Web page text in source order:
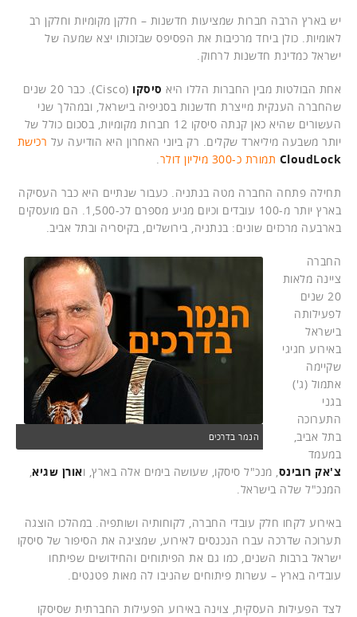
יש בארץ הרבה חברות שמציעות חדשנות – חלקן מקומיות וחלקן רב
לאומיות. כולן ביחד מרכיבות את הפסיפס שבזכותו יצא שמעה של
ישראל כמדינת חדשנות לרחוק.
אחת הבולטות מבין החברות הללו היא סיסקו
(Cisco). כבר 20 שנים
שהחברה הענקית מייצרת חדשנות בסניפיה בישראל, ובמהלך שני
העשורים שהיא כאן קנתה סיסקו 12 חברות מקומיות, בסכום כולל של
יותר משבעה מיליארד שקלים. רק ביוני האחרון היא הודיעה על רכישת
CloudLock תמורת כ-300 מיליון דולר .
תחילה פתחה החברה מטה בנתניה. כעבור שנתיים היא כבר העסיקה
בארץ יותר מ-100 עובדים וכיום מגיע מספרם לכ-1,500. הם מועסקים
בארבעה מרכזים שונים: בנתניה, בירושלים, בקיסריה ובתל אביב.
הנמר בדרכים
החברה
ציינה מלאות
20 שנים
לפעילותה
בישראל
באירוע חגיגי
שקיימה
אתמול (ג')
בגני
התערוכה
בתל אביב,
במעמד
צ'אק רובינס, מנכ"ל סיסקו, שעושה בימים אלה בארץ, ואורן שגיא,
המנכ"ל שלה בישראל.
באירוע לקחו חלק עובדי החברה, לקוחותיה ושותפיה. במהלכו הוצגה
תערוכה שדרכה עברו הנכנסים לאירוע, שמציגה את הסיפור של סיסקו
ישראל ברבות השנים, כמו גם את הפיתוחים והחידושים שפיתחו
עובדיה בארץ – עשרות פיתוחים שהניבו לה מאות פטנטים.
לצד הפעילות העסקית, צוינה באירוע הפעילות החברתית שסיסקו